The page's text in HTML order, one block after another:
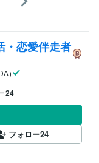
・恋愛伴走者
24
フォロー24